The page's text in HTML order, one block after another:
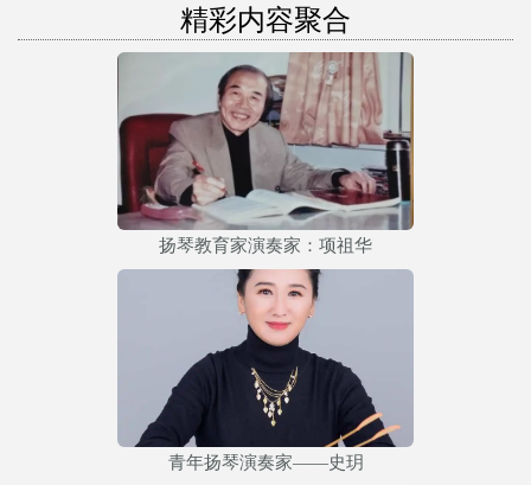
精彩内容聚合
扬琴教育家演奏家：项祖华
青年扬琴演奏家——史玥